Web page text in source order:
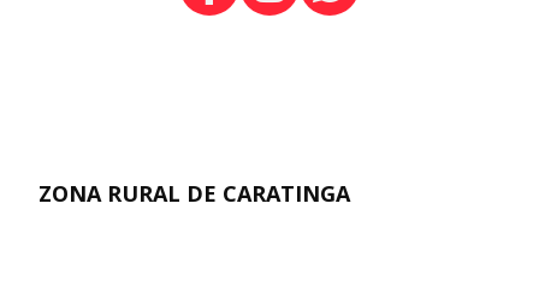
ZONA RURAL DE CARATINGA